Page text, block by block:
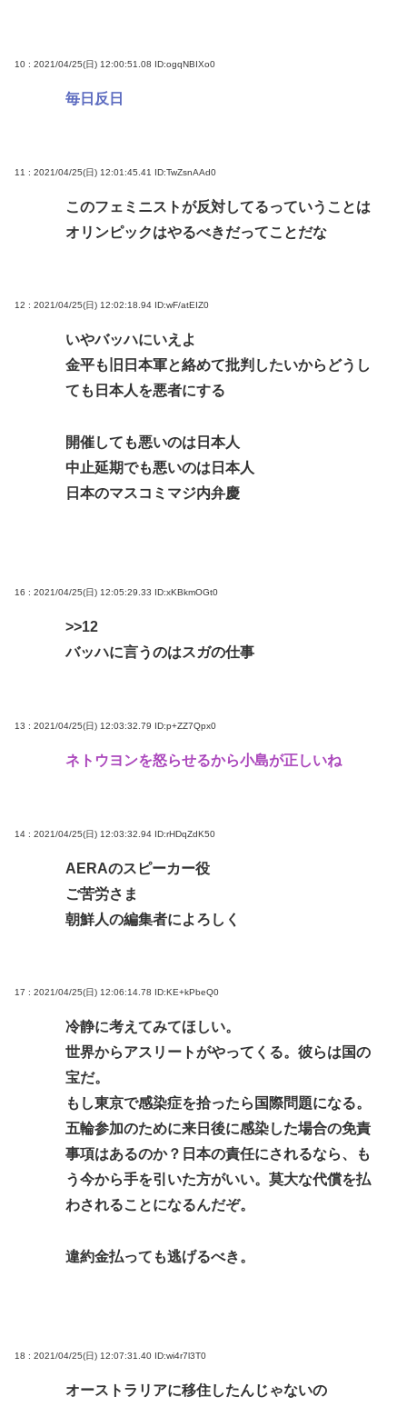
10 : 2021/04/25(日) 12:00:51.08 ID:ogqNBIXo0
毎日反日
11 : 2021/04/25(日) 12:01:45.41 ID:TwZsnAAd0
このフェミニストが反対してるっていうことは
オリンピックはやるべきだってことだな
12 : 2021/04/25(日) 12:02:18.94 ID:wF/atEIZ0
いやバッハにいえよ
金平も旧日本軍と絡めて批判したいからどうし
ても日本人を悪者にする
開催しても悪いのは日本人
中止延期でも悪いのは日本人
日本のマスコミマジ内弁慶
16 : 2021/04/25(日) 12:05:29.33 ID:xKBkmOGt0
>>12
バッハに言うのはスガの仕事
13 : 2021/04/25(日) 12:03:32.79 ID:p+ZZ7Qpx0
ネトウヨンを怒らせるから小島が正しいね
14 : 2021/04/25(日) 12:03:32.94 ID:rHDqZdK50
AERAのスピーカー役
ご苦労さま
朝鮮人の編集者によろしく
17 : 2021/04/25(日) 12:06:14.78 ID:KE+kPbeQ0
冷静に考えてみてほしい。
世界からアスリートがやってくる。彼らは国の
宝だ。
もし東京で感染症を拾ったら国際問題になる。
五輪参加のために来日後に感染した場合の免責
事項はあるのか？日本の責任にされるなら、も
う今から手を引いた方がいい。莫大な代償を払
わされることになるんだぞ。
違約金払っても逃げるべき。
18 : 2021/04/25(日) 12:07:31.40 ID:wi4r7l3T0
オーストラリアに移住したんじゃないの